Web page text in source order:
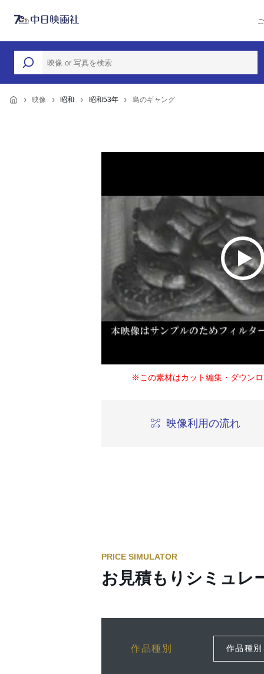
映像 昭和 昭和53年 島のギャング
※この素材はカット編集・ダウン
映像利用の流れ
PRICE SIMULATOR
お見積もりシミュレ
作品種別